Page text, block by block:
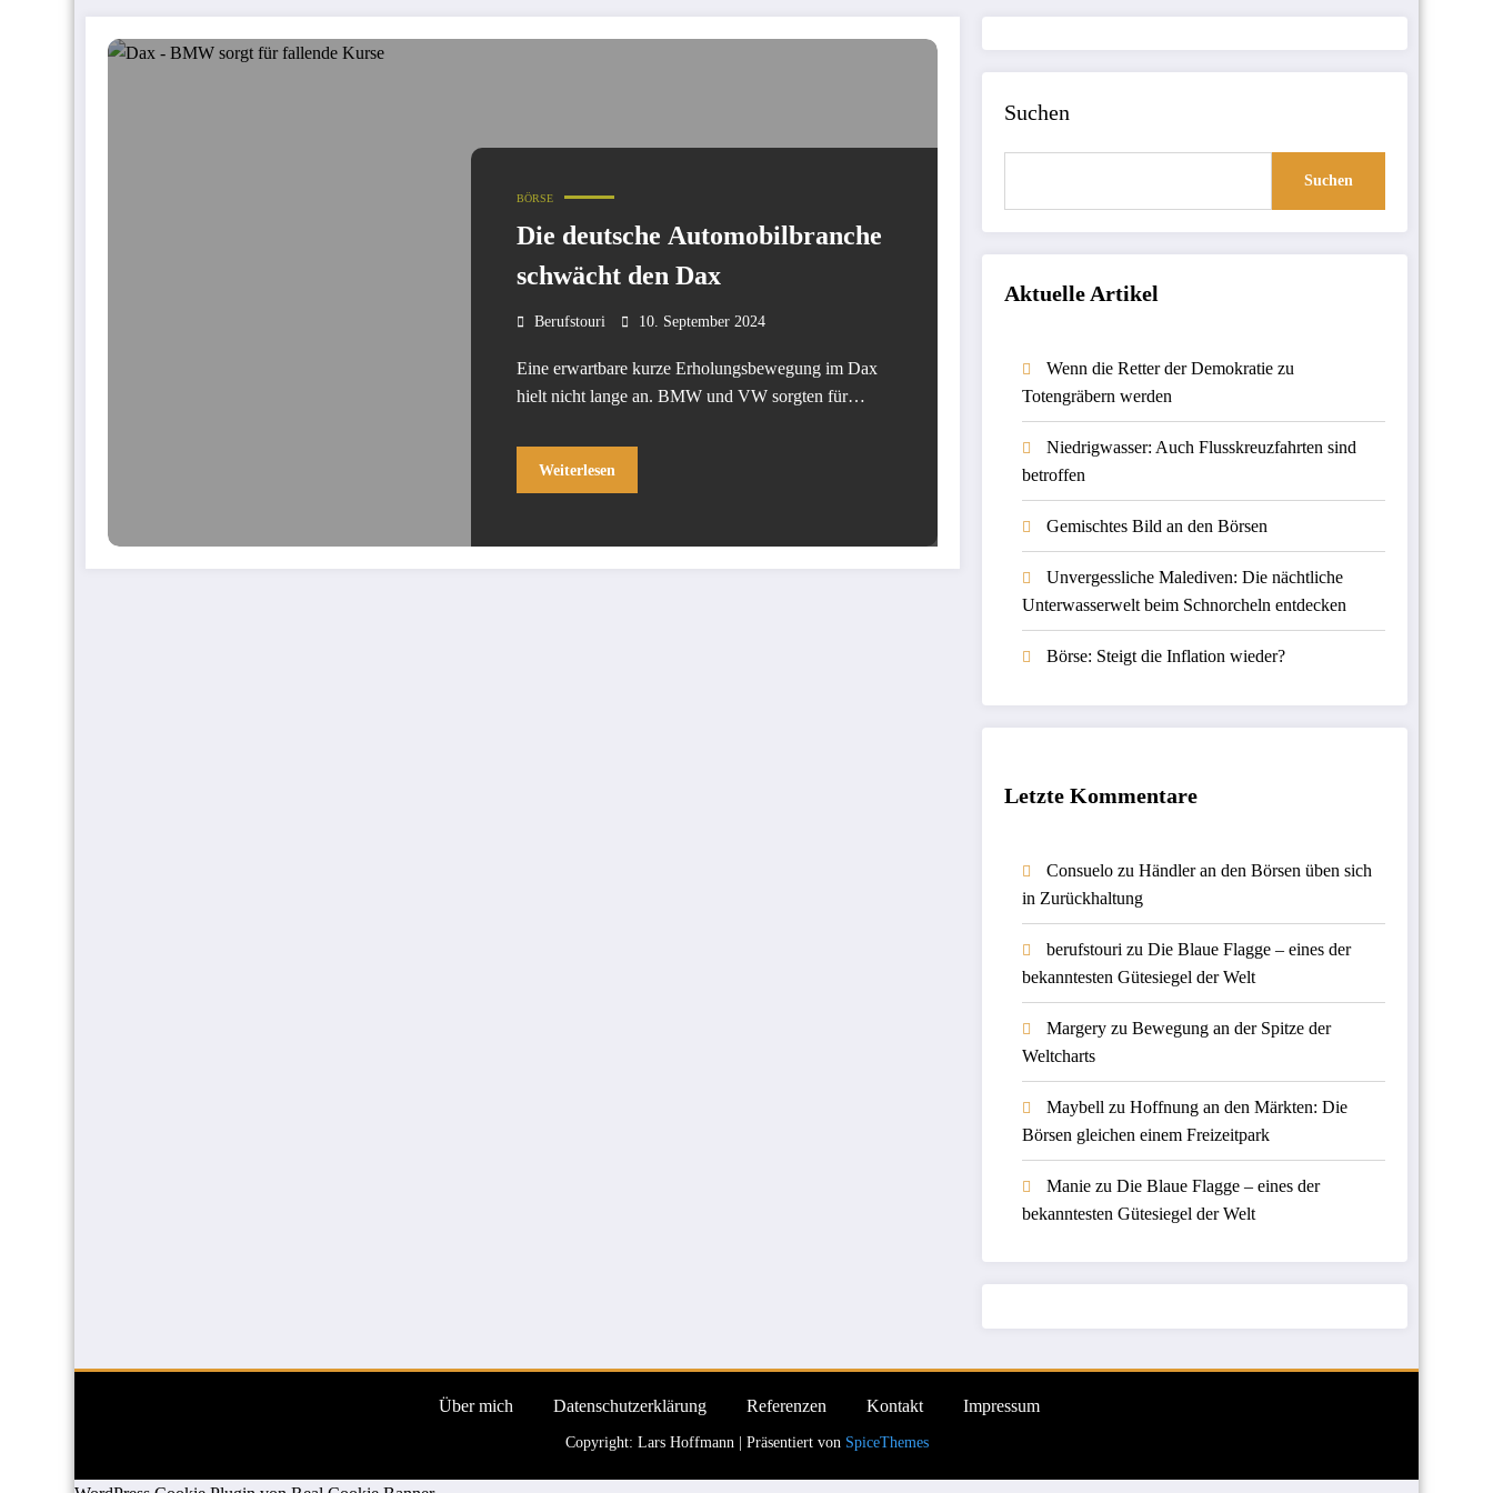
BÖRSE
Die deutsche Automobilbranche
schwächt den Dax
Berufstouri 10. September 2024
Eine erwartbare kurze Erholungsbewegung im Dax
hielt nicht lange an. BMW und VW sorgten für…
Weiterlesen
Suchen
Suchen
Aktuelle Artikel
Wenn die Retter der Demokratie zu
Totengräbern werden
Niedrigwasser: Auch Flusskreuzfahrten sind
betroffen
Gemischtes Bild an den Börsen
Unvergessliche Malediven: Die nächtliche
Unterwasserwelt beim Schnorcheln entdecken
Börse: Steigt die Inflation wieder?
Letzte Kommentare
Consuelozu Händler an den Börsen üben sich
in Zurückhaltung
berufstouri zu Die Blaue Flagge – eines der
bekanntesten Gütesiegel der Welt
Margeryzu Bewegung an der Spitze der
Weltcharts
Maybell zu Hoffnung an den Märkten: Die
Börsen gleichen einem Freizeitpark
Maniezu Die Blaue Flagge – eines der
bekanntesten Gütesiegel der Welt
Über mich Datenschutzerklärung Referenzen Kontakt Impressum
Copyright: Lars Hoffmann | Präsentiert von SpiceThemes